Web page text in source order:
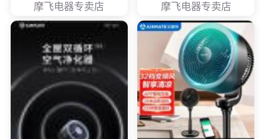
摩飞电器专卖店 摩飞电器专卖店